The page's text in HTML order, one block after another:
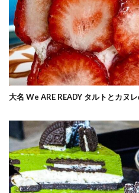
大名 We ARE READY タルトとカヌ